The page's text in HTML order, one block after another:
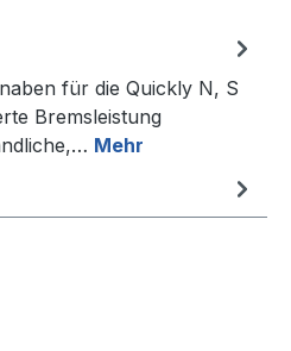
für die Quickly N, S
Bremsleistung
Mehr